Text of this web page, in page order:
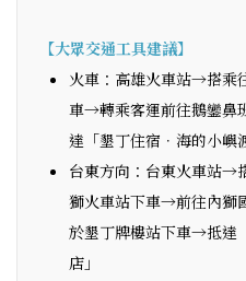
【大眾交通工具建議】
火車：高雄火車站→搭乘
車→轉乘客運前往鵝鑾
達「墾丁住宿．海的小嶼
台東方向：台東火車站→
獅火車站下車→前往內獅
於墾丁牌樓站下車→抵達
店」